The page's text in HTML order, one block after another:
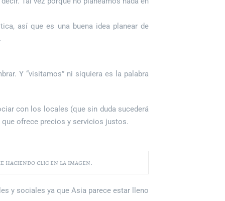
así que es una buena idea planear de
Y “visitamos” ni siquiera es la palabra
con los locales (que sin duda sucederá
que ofrece precios y servicios justos.
haciendo clic en la imagen.
y sociales ya que Asia parece estar lleno